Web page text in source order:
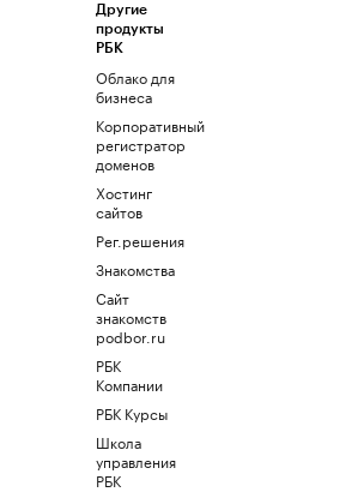
Другие
продукты
РБК
Облако для
бизнеса
Корпоративный
регистратор
доменов
Хостинг
сайтов
Рег.решения
Знакомства
Сайт
знакомств
podbor.ru
РБК
Компании
РБК Курсы
Школа
управления
РБК